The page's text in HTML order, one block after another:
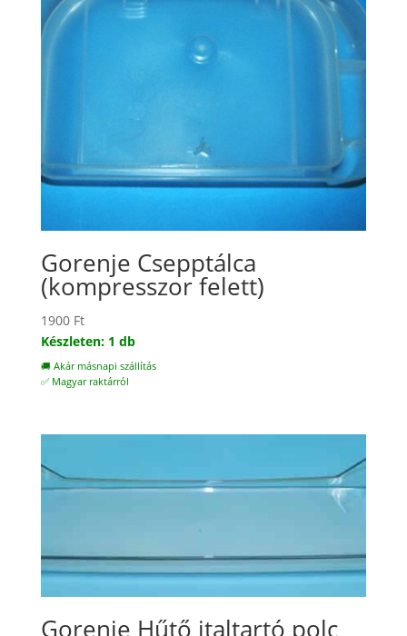
Gorenje Csepptálca
(kompresszor felett)
1900 Ft
Készleten: 1 db
🚚 Akár másnapi szállítás
✅ Magyar raktárról
Gorenje Hűtő italtartó polc